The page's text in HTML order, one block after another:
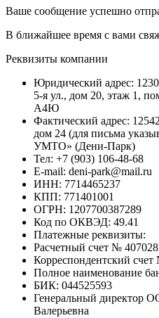
Ваше сообщение успешно
В ближайшее время с вами
Реквизиты компании
Юридический адрес:
5-я ул., дом 20, этаж 1,
А4Ю
Фактический адрес:
дом 24 (для письма
УМТО» (Дени-Парк)
Тел: +7 (903) 106-48-68
E-mail: deni-park@mail.ru
ИНН: 7714465237
КПП: 771401001
ОГРН: 1207700387289
Код по ОКВЭД: 49.41
Платежные реквизиты:
Расчетный счет №
Корреспондентский
Полное наименование
БИК: 044525593
Генеральный директор
Валерьевна